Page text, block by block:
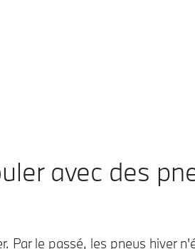
avec des
Par le passé, les pneus hiver